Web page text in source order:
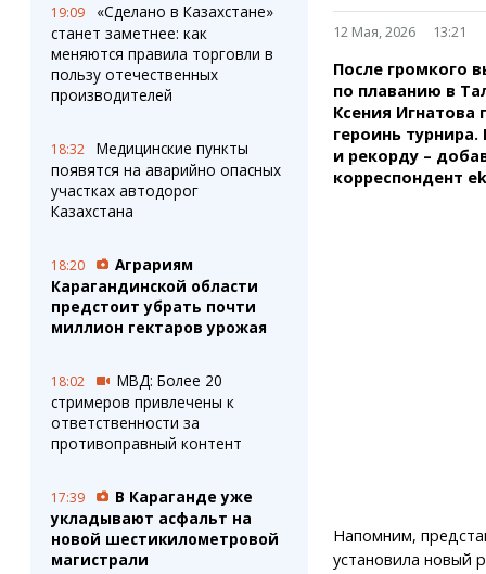
19:09
«Сделано в Казахстане»
станет заметнее: как
меняются правила торговли в
пользу отечественных
производителей
18:32
Медицинские пункты
появятся на аварийно опасных
участках автодорог
Казахстана
18:20
Аграриям
Карагандинской области
предстоит убрать почти
миллион гектаров урожая
18:02
МВД: Более 20
стримеров привлечены к
ответственности за
противоправный контент
17:39
В Караганде уже
укладывают асфальт на
новой шестикилометровой
магистрали
12 Мая, 2026 13:21
После громкого
по плаванию в
Ксения Игнатова
героинь
и рекорду –
корреспондент
Напомним,
установила новый